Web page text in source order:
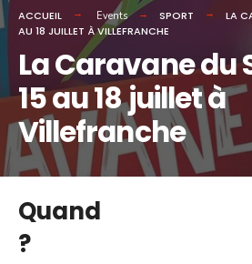
ACCUEIL Events SPORT
LA
AU 18 JUILLET À VILLEFRANCHE
La Caravane du
15 au 18 juillet à
Villefranche
Quand
?